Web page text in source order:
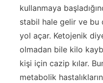
kullanmaya
stabil hale gelir ve bu
yol açar. Ketojenik
olmadan bile kilo
kişi için cazip kılar.
metabolik